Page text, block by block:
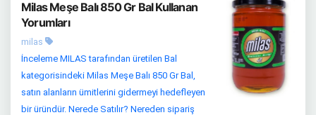
Milas Meşe Balı 850 Gr Bal Kullanan
Yorumları
milas
İnceleme MILAS tarafından üretilen Bal
kategorisindeki Milas Meşe Balı 850 Gr Bal,
satın alanların ümitlerini gidermeyi hedefleyen
bir üründür. Nerede Satılır? Nereden sipariş